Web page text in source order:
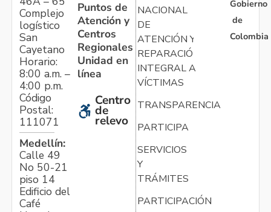
Complejo
logístico
San
Cayetano
Horario:
8:00 a.m. –
4:00 p.m.
Código
Postal:
111071
Medellín:
Calle 49
No 50-21
piso 14
Edificio del
Café
Puntos de
Atención y
Centros
Regionales
Unidad en
línea
Centro
de
relevo
NACIONAL
DE
ATENCIÓN Y
REPARACIÓN
INTEGRAL A
VÍCTIMAS
TRANSPARENCIA
PARTICIPA
SERVICIOS
Y
TRÁMITES
PARTICIPACIÓN
Gobierno
de
Colombia